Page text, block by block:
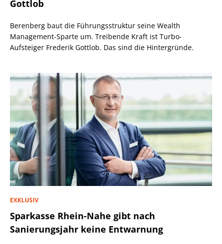
Gottlob
Berenberg baut die Führungsstruktur seine Wealth
Management-Sparte um. Treibende Kraft ist Turbo-
Aufsteiger Frederik Gottlob. Das sind die Hintergründe.
EXKLUSIV
Sparkasse Rhein-Nahe gibt nach
Sanierungsjahr keine Entwarnung